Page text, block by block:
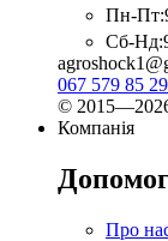
Пн-Пт:
Сб-Нд:
067 579 85 29
©
Компанія
Про